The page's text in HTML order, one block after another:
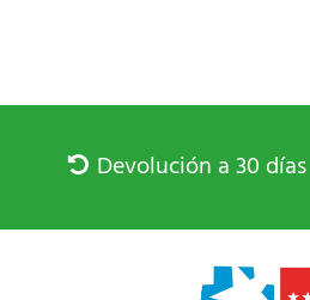
Devolución a 30 días